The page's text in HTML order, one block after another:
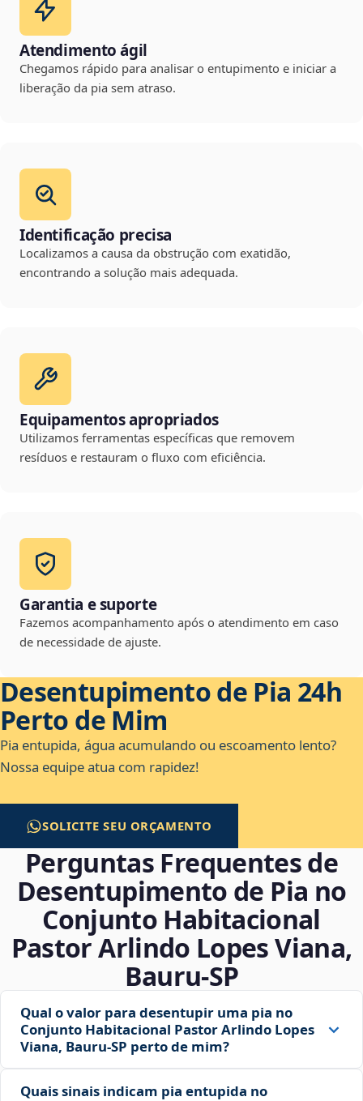
Atendimento ágil
Chegamos rápido para analisar o entupimento e iniciar a
liberação da pia sem atraso.
Identificação precisa
Localizamos a causa da obstrução com exatidão,
encontrando a solução mais adequada.
Equipamentos apropriados
Utilizamos ferramentas específicas que removem
resíduos e restauram o fluxo com eficiência.
Garantia e suporte
Fazemos acompanhamento após o atendimento em caso
de necessidade de ajuste.
Desentupimento de Pia 24h
Perto de Mim
Pia entupida, água acumulando ou escoamento lento?
Nossa equipe atua com rapidez!
SOLICITE SEU ORÇAMENTO
Perguntas Frequentes de
Desentupimento de Pia no
Conjunto Habitacional
Pastor Arlindo Lopes Viana,
Bauru‑SP
Qual o valor para desentupir uma pia no
Conjunto Habitacional Pastor Arlindo Lopes
Viana, Bauru‑SP perto de mim?
Quais sinais indicam pia entupida no